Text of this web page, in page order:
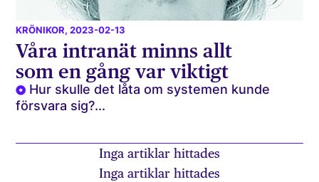
KRÖNIKOR, 2023-02-13
Våra intranät minns allt
som en gång var viktigt
Hur skulle det låta om systemen kunde
försvara sig?...
Inga artiklar hittades
Inga artiklar hittades